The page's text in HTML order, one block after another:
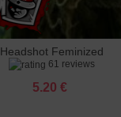
Headshot Feminized
61 reviews
5.20 €